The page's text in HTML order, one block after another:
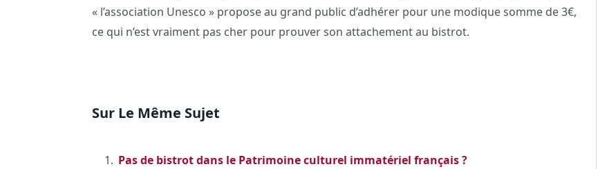
« l’association Unesco » propose au grand public d’adhérer pour une modique somme de 3€,
ce qui n’est vraiment pas cher pour prouver son attachement au bistrot.
Sur Le Même Sujet
Pas de bistrot dans le Patrimoine culturel immatériel français ?